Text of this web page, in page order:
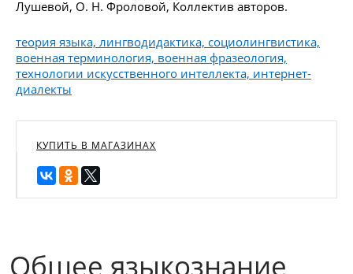
Лушевой, О. Н. Фроловой, Коллектив авторов.
теория языка, лингводидактика, социолингвистика,
военная терминология, военная фразеология,
технологии искусственного интеллекта, интернет-
диалекты
КУПИТЬ В МАГАЗИНАХ
Общее языкознание